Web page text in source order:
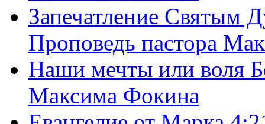
Запечатление Святым
Проповедь пастора
Наши мечты или воля
Максима Фокина